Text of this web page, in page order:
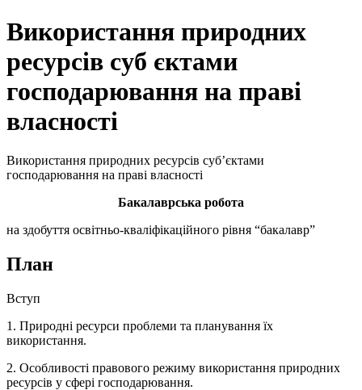
Використання природних
ресурсів суб єктами
господарювання на праві
власності
Використання природних ресурсів суб’єктами
господарювання на праві власності
Бакалаврська робота
на здобуття освітньо-кваліфікаційного рівня “бакалавр”
План
Вступ
1. Природні ресурси проблеми та планування їх
використання.
2. Особливості правового режиму використання природних
ресурсів у сфері господарювання.